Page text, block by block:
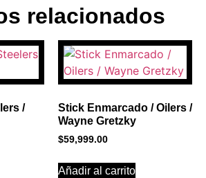
CON
1
Click Here
relacionados
/
Stick Enmarcado / Oilers /
Wayne Gretzky
$59,999.00
Añadir al carrito